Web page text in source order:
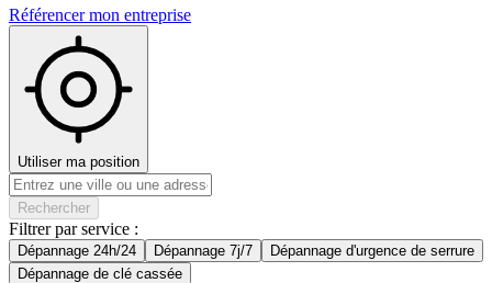
Référencer mon entreprise
Utiliser ma position
Rechercher
Filtrer par service :
Dépannage 24h/24 Dépannage 7j/7
Dépannage d'urgence de serrure
Dépannage de clé cassée